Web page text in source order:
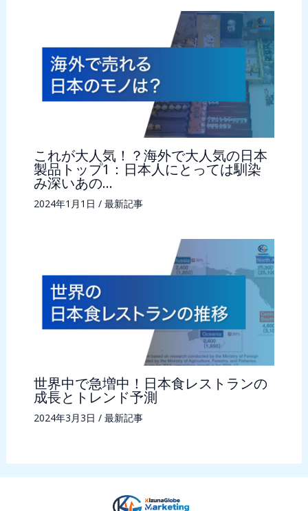
これが大人気！？海外で大人気の日本
製品トップ1：日本人にとっては馴染
み深いあの…
2024年1月1日 / 最新記事
世界中で急増中！日本食レストランの
成長とトレンド予測
2024年3月3日 / 最新記事